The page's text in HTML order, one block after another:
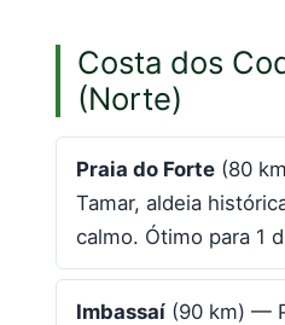
Costa dos
(Norte)
Praia do Forte (80
Tamar, aldeia
calmo. Ótimo para 1
Imbassaí (90 km) —